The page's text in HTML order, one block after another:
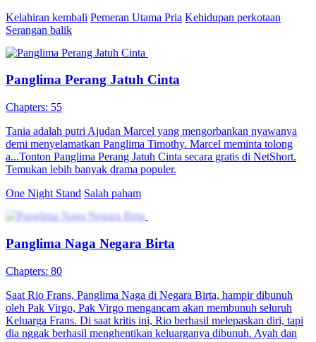
Kelahiran kembali Pemeran Utama Pria Kehidupan perkotaan
Serangan balik
Panglima Perang Jatuh Cinta
Chapters: 55
Tania adalah putri Ajudan Marcel yang mengorbankan nyawanya
demi menyelamatkan Panglima Timothy. Marcel meminta tolong
a...Tonton Panglima Perang Jatuh Cinta secara gratis di NetShort.
Temukan lebih banyak drama populer.
One Night Stand Salah paham
Panglima Naga Negara Birta
Chapters: 80
Saat Rio Frans, Panglima Naga di Negara Birta, hampir dibunuh
oleh Pak Virgo, Pak Virgo mengancam akan membunuh seluruh
Keluarga Frans. Di saat kritis ini, Rio berhasil melepaskan diri, tapi
dia nggak berhasil menghentikan keluarganya dibunuh. Ayah dan